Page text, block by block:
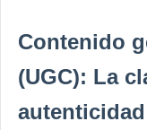
Contenido
(UGC): La
autenticidad